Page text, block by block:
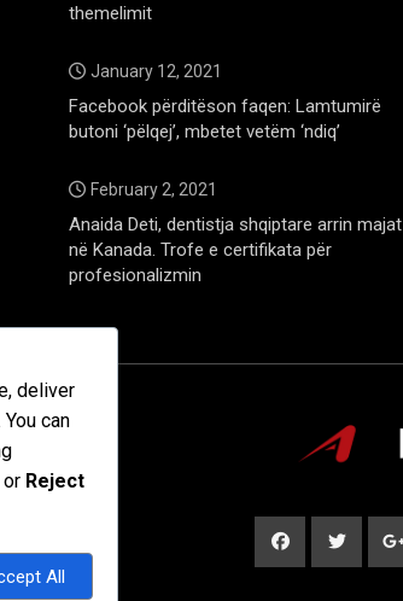
themelimit
January 12, 2021
Facebook përditëson faqen: Lamtumirë
butoni ‘pëlqej’, mbetet vetëm ‘ndiq’
February 2, 2021
Anaida Deti, dentistja shqiptare arrin majat
në Kanada. Trofe e certifikata për
profesionalizmin
deliver
can
Reject
All